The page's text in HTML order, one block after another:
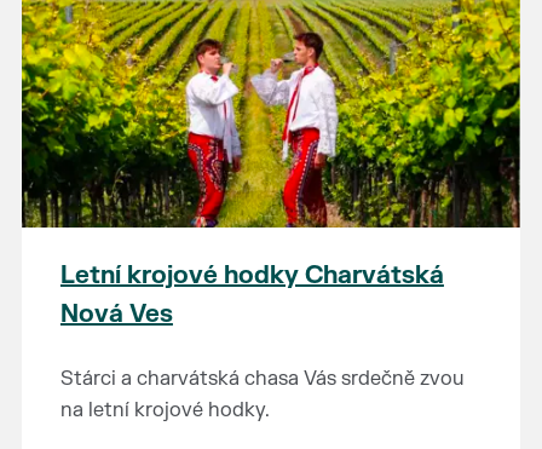
Letní krojové hodky Charvátská
Nová Ves
Stárci a charvátská chasa Vás srdečně zvou
na letní krojové hodky.